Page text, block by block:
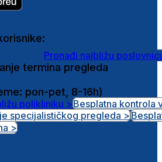
Pronađi najbližu
termina pregleda
pon-pet, 8-16h)
polikliniku >Besplatna kontrola
specijalističkog pregleda >
>